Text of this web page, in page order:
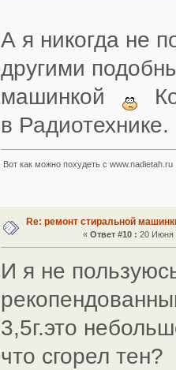
А я никогда не
другими
машинкой
в Радиотехнике.
Вот как можно похудеть с www.nadietah.ru
Re: ремонт стиральной
« Ответ #10 : 20 Июня
И я не
3,5г.это
что сгорел тен?